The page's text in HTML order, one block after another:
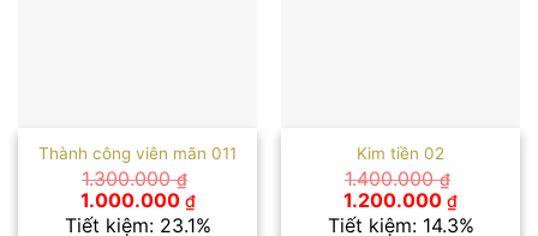
Thành công viên mãn 011
1.300.000₫
Giá
gốc
1.000.000 ₫Giá
hiện
Tiết kiệm: 23.1%
Kim tiền 02
1.400.000₫
Giá
gốc
1.200.000 ₫Giá
hiện
Tiết kiệm: 14.3%